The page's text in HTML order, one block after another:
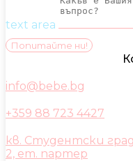
text area
Попитайте ни!
info@bebe.bg
+359 88 723 4427
кв. Студентски
2, ет. партер